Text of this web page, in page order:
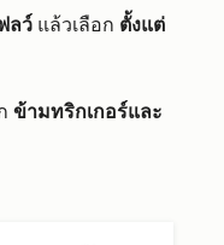
ลว์ แล้วเลือก ตั้งแต่
ข้ามทริกเกอร์และ